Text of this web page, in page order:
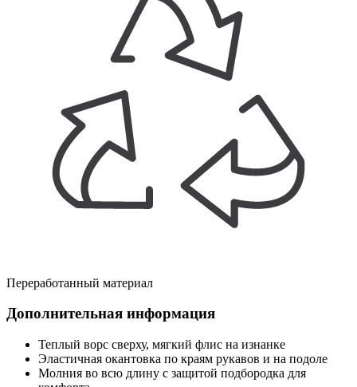
Переработанный материал
Дополнительная информация
Теплый ворс сверху, мягкий флис на изнанке
Эластичная окантовка по краям рукавов и на подоле
Молния во всю длину с защитой подбородка для